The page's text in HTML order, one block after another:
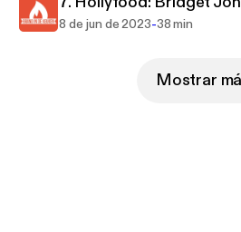
8 de jun de 2023-38 min
Mostrar